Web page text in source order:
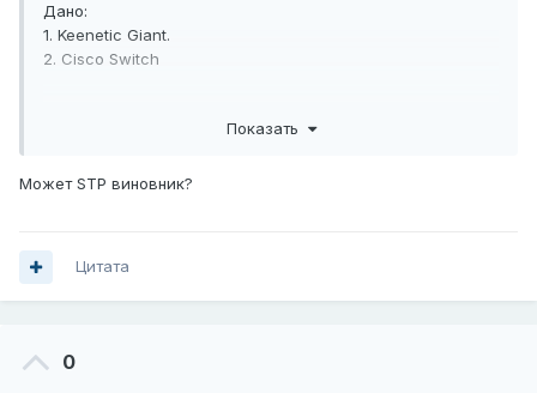
Дано:
1. Keenetic Giant.
2. Cisco Switch
Соединить Giant с циской двумя нитками port-channel.
на Giant на портах 5,6 и 7,8.
На циске настроил port-channel статический.
Показать
Может STP виновник?
Цитата
0